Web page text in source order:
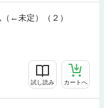
←未定）（２）
試し読み カートへ